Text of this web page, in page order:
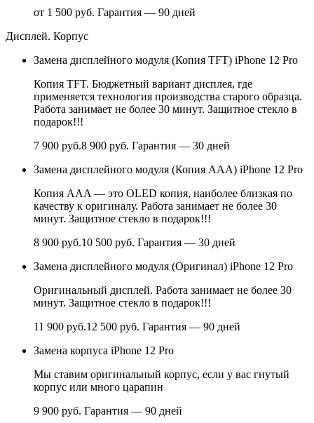
от 1 500 руб. Гарантия — 90 дней
Дисплей. Корпус
Замена дисплейного модуля (Копия TFT) iPhone 12 Pro
Копия TFT. Бюджетный вариант дисплея, где
применяется технология производства старого образца.
Работа занимает не более 30 минут. Защитное стекло в
подарок!!!
7 900 руб.8 900 руб. Гарантия — 30 дней
Замена дисплейного модуля (Копия ААА) iPhone 12 Pro
Копия AAA — это OLED копия, наиболее близкая по
качеству к оригиналу. Работа занимает не более 30
минут. Защитное стекло в подарок!!!
8 900 руб.10 500 руб. Гарантия — 30 дней
Замена дисплейного модуля (Оригинал) iPhone 12 Pro
Оригинальный дисплей. Работа занимает не более 30
минут. Защитное стекло в подарок!!!
11 900 руб.12 500 руб. Гарантия — 90 дней
Замена корпуса iPhone 12 Pro
Мы ставим оригинальный корпус, если у вас гнутый
корпус или много царапин
9 900 руб. Гарантия — 90 дней